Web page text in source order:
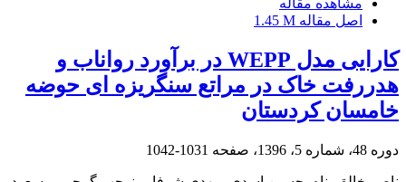
مشاهده مقاله
اصل مقاله 1.45 M
کارایی مدل WEPP در برآورد رواناب و
هدررفت خاک در مراتع سنگریزه ای حوضه
خامسان کردستان
دوره 48، شماره 5، 1396، صفحه 1031-1042